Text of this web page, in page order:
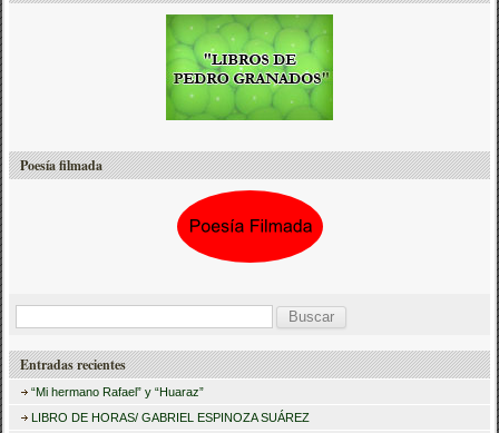
Poesía filmada
s
Entradas recientes
“Mi hermano Rafael” y “Huaraz”
LIBRO DE HORAS/ GABRIEL ESPINOZA SUÁREZ